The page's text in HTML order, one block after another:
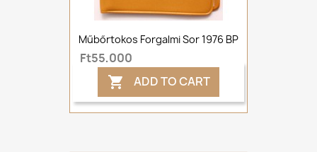
Műbőrtokos Forgalmi Sor 1976 BP
Ft55,000
 ADD TO CART